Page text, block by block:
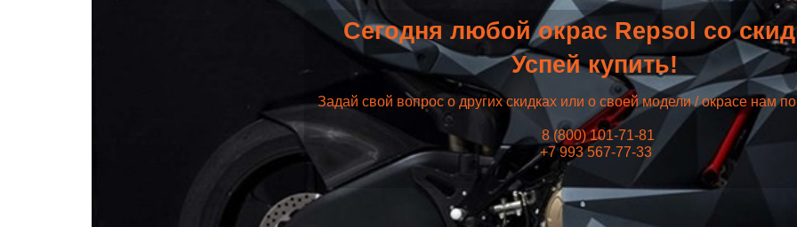
Сегодня любой окрас Repsol со
Успей купить!
Задай свой вопрос о других скидках или о своей модели / окрасе нам
8 (800) 101-71-81
+7 993 567-77-33